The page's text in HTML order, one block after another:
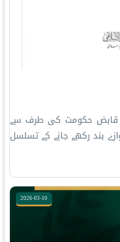
قابض حکومت کی طرف سے
بند رکھے جانے کے تسلسل
2026-03-10